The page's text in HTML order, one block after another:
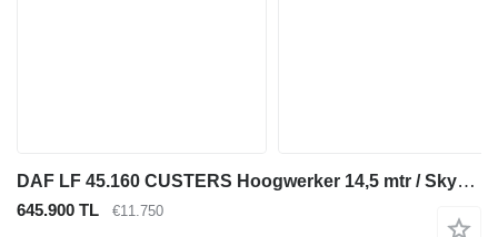
DAF LF 45.160 CUSTERS Hoogwerker 14,5 mtr / Skyworker 14,5mtr
645.900 TL €11.750